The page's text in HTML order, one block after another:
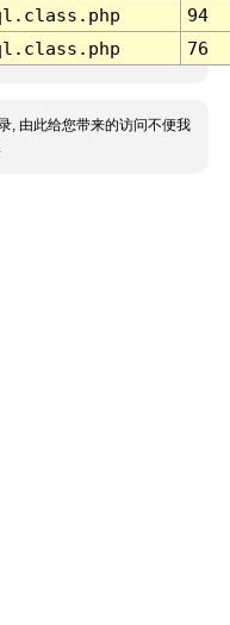
94
76
, 由此给您带来的访问不便我